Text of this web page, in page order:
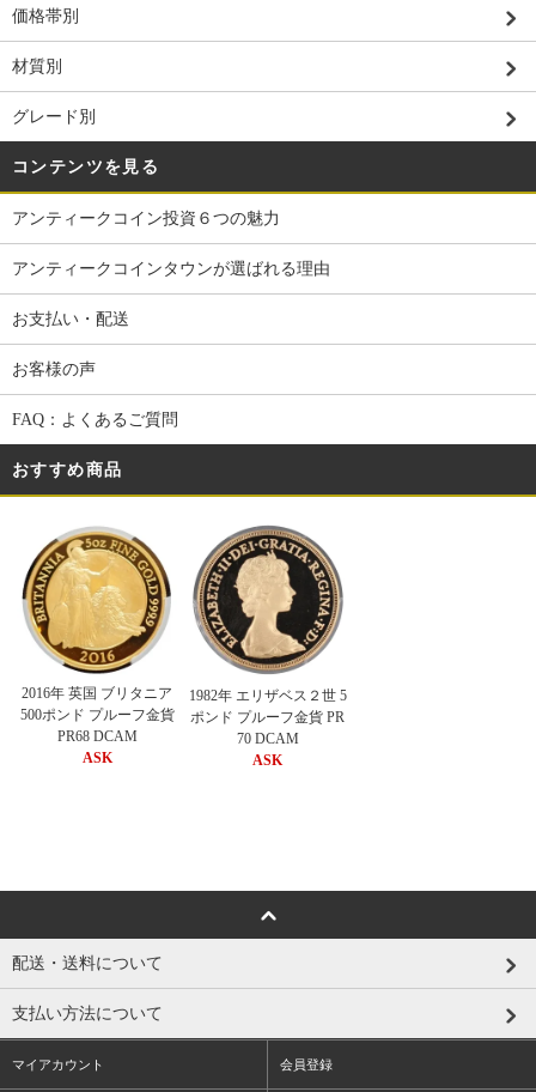
価格帯別
材質別
グレード別
コンテンツを見る
アンティークコイン投資６つの魅力
アンティークコインタウンが選ばれる理由
お支払い・配送
お客様の声
FAQ：よくあるご質問
おすすめ商品
2016年 英国 ブリタニア
500ポンド プルーフ金貨
PR68 DCAM
ASK
1982年 エリザベス２世 5
ポンド プルーフ金貨 PR
70 DCAM
ASK
配送・送料について
支払い方法について
マイアカウント 会員登録